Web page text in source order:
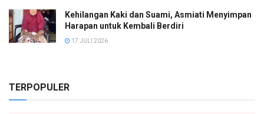
Kehilangan Kaki dan Suami, Asmiati Menyimpan
Harapan untuk Kembali Berdiri
17 JULI 2026
TERPOPULER